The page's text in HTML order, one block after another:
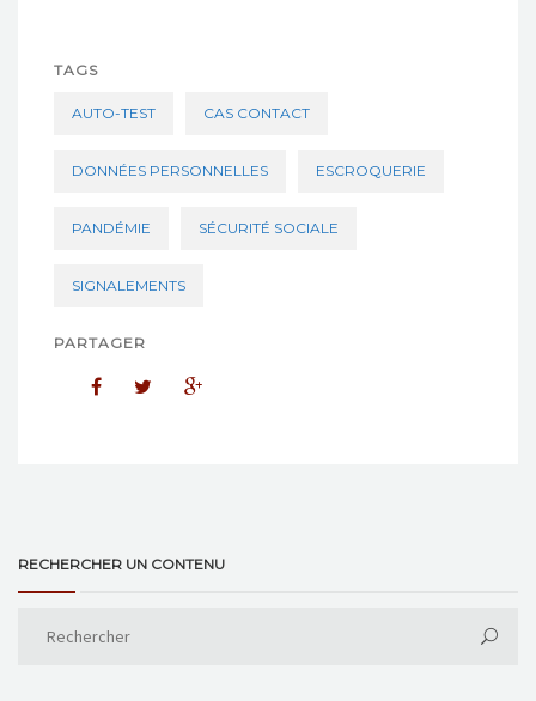
TAGS
AUTO-TEST CAS CONTACT
DONNÉES PERSONNELLES ESCROQUERIE
PANDÉMIE SÉCURITÉ SOCIALE
SIGNALEMENTS
PARTAGER
RECHERCHER UN CONTENU